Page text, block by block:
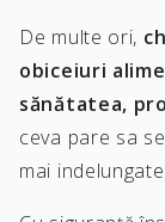
De multe ori,
obiceiuri
sănătatea,
ceva pare sa
mai